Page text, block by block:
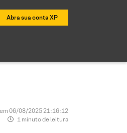
Abra sua conta XP
06/08/2025 21:16:12
1 minuto de leitura